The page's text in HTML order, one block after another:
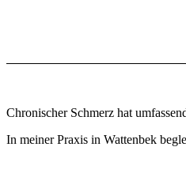
Chronischer Schmerz hat
In meiner Praxis in Wattenbek